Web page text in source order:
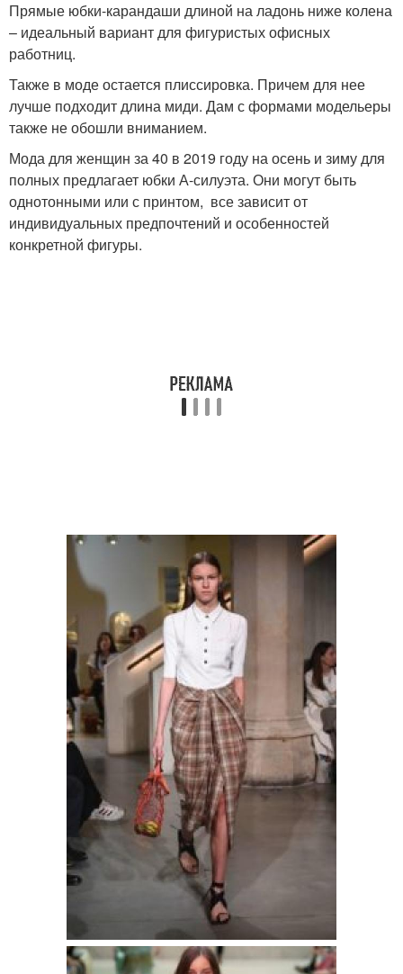
Прямые юбки-карандаши длиной на ладонь ниже колена
– идеальный вариант для фигуристых офисных
работниц.
Также в моде остается плиссировка. Причем для нее
лучше подходит длина миди. Дам с формами модельеры
также не обошли вниманием.
Мода для женщин за 40 в 2019 году на осень и зиму для
полных предлагает юбки А-силуэта. Они могут быть
однотонными или с принтом, все зависит от
индивидуальных предпочтений и особенностей
конкретной фигуры.